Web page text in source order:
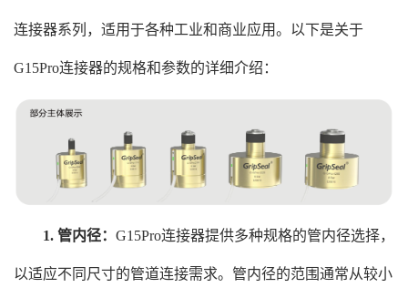
连接器系列，适用于各种工业和商业应用。以下是关于
G15Pro连接器的规格和参数的详细介绍：
1. 管内径： G15Pro连接器提供多种规格的管内径选择，
以适应不同尺寸的管道连接需求。管内径的范围通常从较小